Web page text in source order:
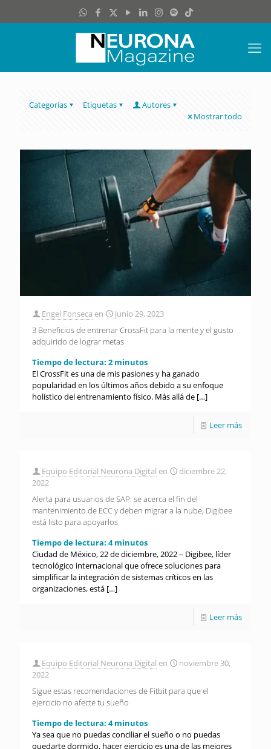
Categorías Etiquetas
Autores
Mostrar todo
Engel Fonseca en
junio 29, 2023
3 Beneficios de entrenar CrossFit para la mente y el gusto
adquirido de lograr metas
Tiempo de lectura: 2 minutos
El CrossFit es una de mis pasiones y ha ganado
popularidad en los últimos años debido a su enfoque
holístico del entrenamiento físico. Más allá de […]
Leer más
Equipo Editorial Neurona Digital en
diciembre 22,
2022
Alerta para usuarios de SAP: se acerca el fin del
mantenimiento de ECC y deben migrar a la nube, Digibee
está listo para apoyarlos
Tiempo de lectura: 4 minutos
Ciudad de México, 22 de diciembre, 2022 – Digibee, líder
tecnológico internacional que ofrece soluciones para
simplificar la integración de sistemas críticos en las
organizaciones, está […]
Leer más
Equipo Editorial Neurona Digital en
noviembre 30,
2022
Sigue estas recomendaciones de Fitbit para que el
ejercicio no afecte tu sueño
Tiempo de lectura: 4 minutos
Ya sea que no puedas conciliar el sueño o no puedas
quedarte dormido, hacer ejercicio es una de las mejores